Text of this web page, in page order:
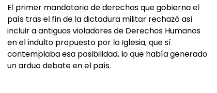
El primer mandatario de derechas que gobierna el
país tras el fin de la dictadura militar rechazó así
incluir a antiguos violadores de Derechos Humanos
en el indulto propuesto por la Iglesia, que sí
contemplaba esa posibilidad, lo que había generado
un arduo debate en el país.